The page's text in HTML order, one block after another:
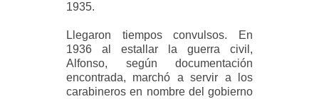
1935.
Llegaron tiempos convulsos. En
1936 al estallar la guerra civil ,
Alfonso, según documentación
encontrada, marchó a servir a los
carabineros en nombre del gobierno